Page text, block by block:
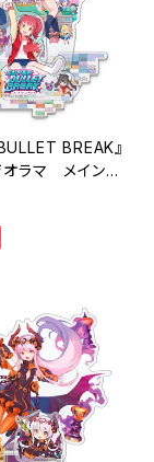
BREAK』
オラマ メインビ